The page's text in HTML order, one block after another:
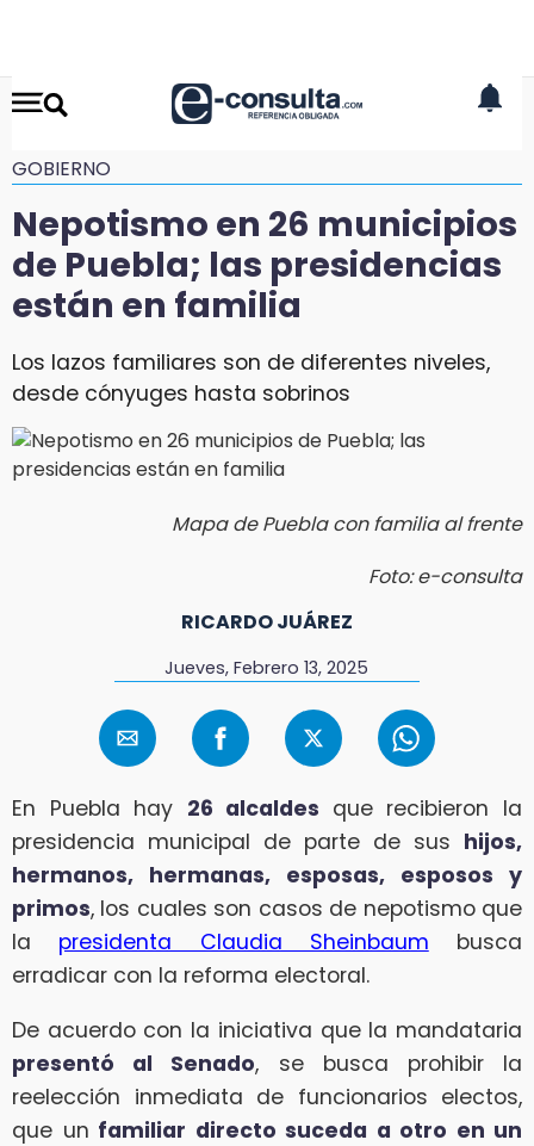
GOBIERNO
Nepotismo en 26 municipios
de Puebla; las presidencias
están en familia
Los lazos familiares son de diferentes niveles,
desde cónyuges hasta sobrinos
Mapa de Puebla con familia al frente
Foto: e-consulta
RICARDO JUÁREZ
Jueves, Febrero 13, 2025
En Puebla hay 26 alcaldes que recibieron la
presidencia municipal de parte de sus hijos,
hermanos, hermanas, esposas, esposos y
primos, los cuales son casos de nepotismo que
la presidenta Claudia Sheinbaum busca
erradicar con la reforma electoral.
De acuerdo con la iniciativa que la mandataria
presentó al Senado, se busca prohibir la
reelección inmediata de funcionarios electos,
que un familiar directo suceda a otro en un